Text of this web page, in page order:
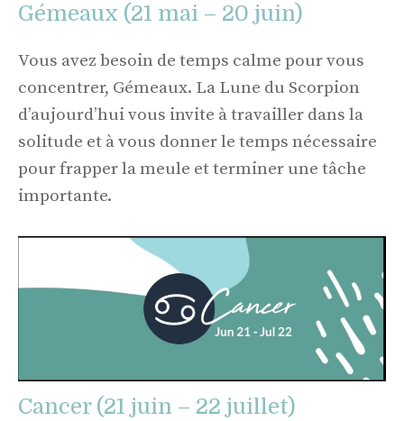
Gémeaux (21 mai – 20 juin)
Vous avez besoin de temps calme pour vous
concentrer, Gémeaux. La Lune du Scorpion
d’aujourd’hui vous invite à travailler dans la
solitude et à vous donner le temps nécessaire
pour frapper la meule et terminer une tâche
importante.
Cancer (21 juin – 22 juillet)